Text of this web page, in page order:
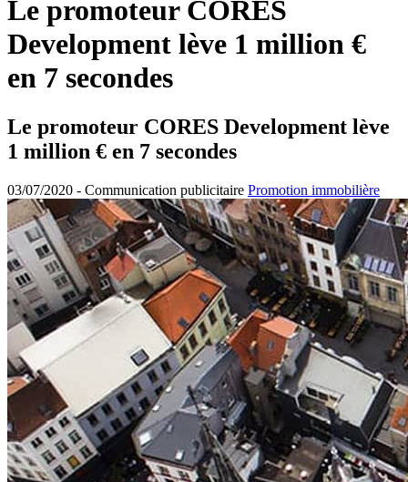
Le promoteur CORES
Development lève 1 million €
en 7 secondes
Le promoteur CORES Development lève
1 million € en 7 secondes
03/07/2020 - Communication publicitaire Promotion immobilière